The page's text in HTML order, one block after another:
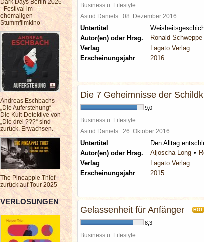
Dark Days Berlin 2026
- Festival im
ehemaligen
Stummfilmkino
Andreas Eschbachs
„Die Auferstehung“ –
Die Kult-Detektive von
„Die drei ???“ sind
zurück. Erwachsen.
The Pineapple Thief
zurück auf Tour 2025
VERLOSUNGEN
Business u. Lifestyle
Astrid Daniels 08. Dezember 2016
Untertitel
Autor(en) oder Hrsg.
Ronald Schweppe
Verlag
Lagato Verlag
Erscheinungsjahr
2016
Die 7 Geheimnisse der
9,0
Business u. Lifestyle
Astrid Daniels 26. Oktober 2016
Untertitel
Den Alltag
Autor(en) oder Hrsg.
Aljoscha Long
Verlag
Lagato Verlag
Erscheinungsjahr
2015
Gelassenheit für Anfänger HOT
8,3
Business u. Lifestyle